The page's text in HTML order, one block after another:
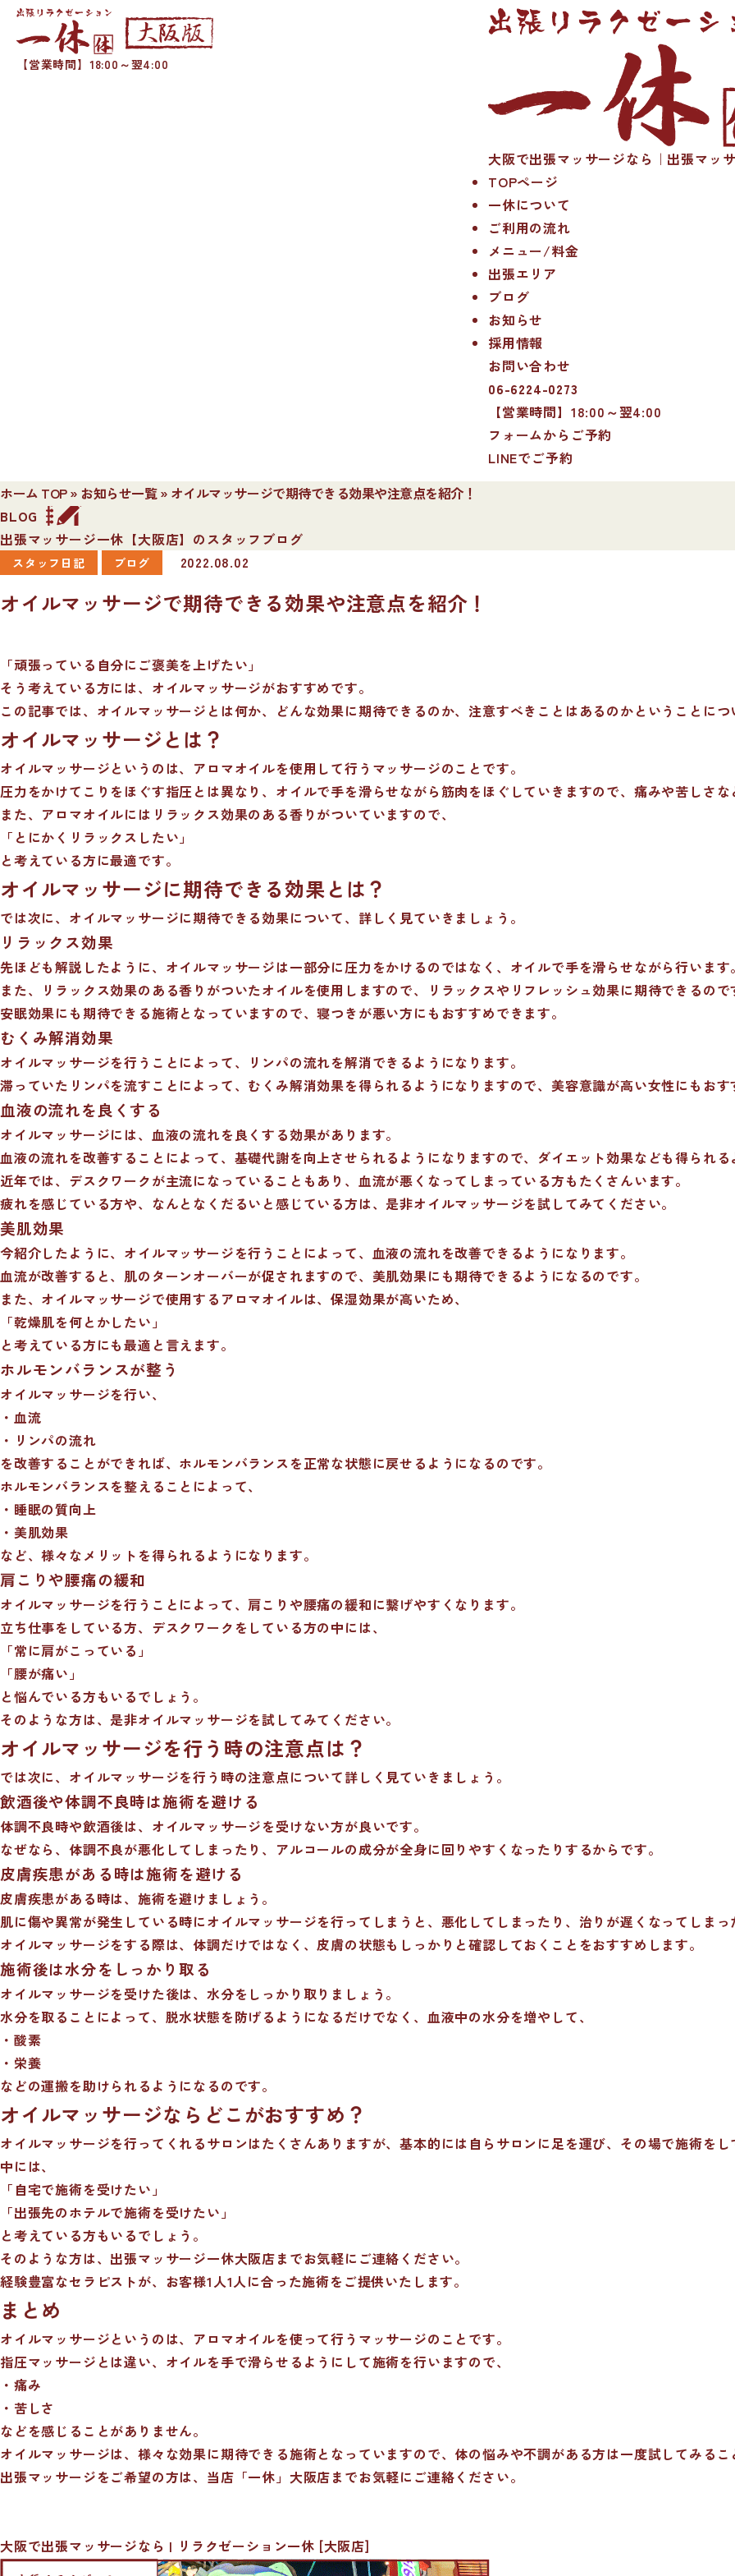
【営業時間】18:00～翌4:00
大阪で出張マッサージなら｜出張マッ
TOPページ
一休について
ご利用の流れ
メニュー/料金
出張エリア
ブログ
お知らせ
採用情報
お問い合わせ
06-6224-0273
【営業時間】18:00～翌4:00
フォームからご予約
LINEでご予約
ホーム TOP» お知らせ一覧» オイルマッサージで期待できる効果や注意点を紹介！
BLOG
出張マッサージ一休【大阪店】のスタッフブログ
スタッフ日記 ブログ 2022.08.02
オイルマッサージで期待できる効果や注意点を紹介！
「頑張っている自分にご褒美を上げたい」
そう考えている方には、オイルマッサージがおすすめです。
この記事では、オイルマッサージとは何か、どんな効果に期待できるのか、注意すべきことはあるのかということにつ
オイルマッサージとは？
オイルマッサージというのは、アロマオイルを使用して行うマッサージのことです。
圧力をかけてこりをほぐす指圧とは異なり、オイルで手を滑らせながら筋肉をほぐしていきますので、痛みや苦しさな
また、アロマオイルにはリラックス効果のある香りがついていますので、
「とにかくリラックスしたい」
と考えている方に最適です。
オイルマッサージに期待できる効果とは？
では次に、オイルマッサージに期待できる効果について、詳しく見ていきましょう。
リラックス効果
先ほども解説したように、オイルマッサージは一部分に圧力をかけるのではなく、オイルで手を滑らせながら行います。
また、リラックス効果のある香りがついたオイルを使用しますので、リラックスやリフレッシュ効果に期待できるので
安眠効果にも期待できる施術となっていますので、寝つきが悪い方にもおすすめできます。
むくみ解消効果
オイルマッサージを行うことによって、リンパの流れを解消できるようになります。
滞っていたリンパを流すことによって、むくみ解消効果を得られるようになりますので、美容意識が高い女性にもおす
血液の流れを良くする
オイルマッサージには、血液の流れを良くする効果があります。
血液の流れを改善することによって、基礎代謝を向上させられるようになりますので、ダイエット効果なども得られる
近年では、デスクワークが主流になっていることもあり、血流が悪くなってしまっている方もたくさんいます。
疲れを感じている方や、なんとなくだるいと感じている方は、是非オイルマッサージを試してみてください。
美肌効果
今紹介したように、オイルマッサージを行うことによって、血液の流れを改善できるようになります。
血流が改善すると、肌のターンオーバーが促されますので、美肌効果にも期待できるようになるのです。
また、オイルマッサージで使用するアロマオイルは、保湿効果が高いため、
「乾燥肌を何とかしたい」
と考えている方にも最適と言えます。
ホルモンバランスが整う
オイルマッサージを行い、
・血流
・リンパの流れ
を改善することができれば、ホルモンバランスを正常な状態に戻せるようになるのです。
ホルモンバランスを整えることによって、
・睡眠の質向上
・美肌効果
など、様々なメリットを得られるようになります。
肩こりや腰痛の緩和
オイルマッサージを行うことによって、肩こりや腰痛の緩和に繋げやすくなります。
立ち仕事をしている方、デスクワークをしている方の中には、
「常に肩がこっている」
「腰が痛い」
と悩んでいる方もいるでしょう。
そのような方は、是非オイルマッサージを試してみてください。
オイルマッサージを行う時の注意点は？
では次に、オイルマッサージを行う時の注意点について詳しく見ていきましょう。
飲酒後や体調不良時は施術を避ける
体調不良時や飲酒後は、オイルマッサージを受けない方が良いです。
なぜなら、体調不良が悪化してしまったり、アルコールの成分が全身に回りやすくなったりするからです。
皮膚疾患がある時は施術を避ける
皮膚疾患がある時は、施術を避けましょう。
肌に傷や異常が発生している時にオイルマッサージを行ってしまうと、悪化してしまったり、治りが遅くなってしまっ
オイルマッサージをする際は、体調だけではなく、皮膚の状態もしっかりと確認しておくことをおすすめします。
施術後は水分をしっかり取る
オイルマッサージを受けた後は、水分をしっかり取りましょう。
水分を取ることによって、脱水状態を防げるようになるだけでなく、血液中の水分を増やして、
・酸素
・栄養
などの運搬を助けられるようになるのです。
オイルマッサージならどこがおすすめ？
オイルマッサージを行ってくれるサロンはたくさんありますが、基本的には自らサロンに足を運び、その場で施術をし
中には、
「自宅で施術を受けたい」
「出張先のホテルで施術を受けたい」
と考えている方もいるでしょう。
そのような方は、出張マッサージ一休大阪店までお気軽にご連絡ください。
経験豊富なセラピストが、お客様1人1人に合った施術をご提供いたします。
まとめ
オイルマッサージというのは、アロマオイルを使って行うマッサージのことです。
指圧マッサージとは違い、オイルを手で滑らせるようにして施術を行いますので、
・痛み
・苦しさ
などを感じることがありません。
オイルマッサージは、様々な効果に期待できる施術となっていますので、体の悩みや不調がある方は一度試してみるこ
出張マッサージをご希望の方は、当店「一休」大阪店までお気軽にご連絡ください。
大阪で出張マッサージなら | リラクゼーション一休 [大阪店]